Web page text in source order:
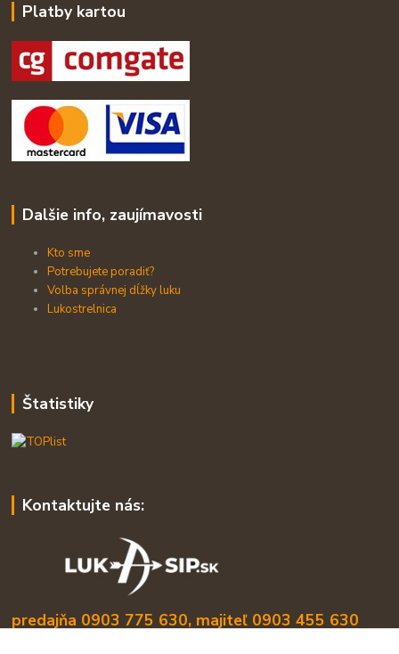
Platby kartou
Dalšie info, zaujímavosti
Kto sme
Potrebujete poradiť?
Volba správnej dĺžky luku
Lukostrelnica
Štatistiky
Kontaktujte nás:
predajňa 0903 775 630, majiteľ 0903 455 630